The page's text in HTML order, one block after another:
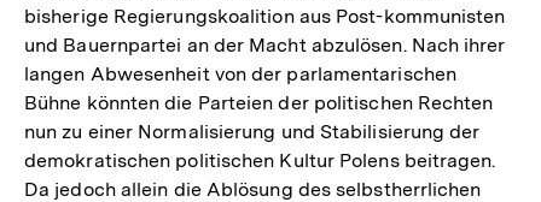
bisherige Regierungskoalition aus Post-kommunisten
und Bauernpartei an der Macht abzulösen. Nach ihrer
langen Abwesenheit von der parlamentarischen
Bühne könnten die Parteien der politischen Rechten
nun zu einer Normalisierung und Stabilisierung der
demokratischen politischen Kultur Polens beitragen.
Da jedoch allein die Ablösung des selbstherrlichen